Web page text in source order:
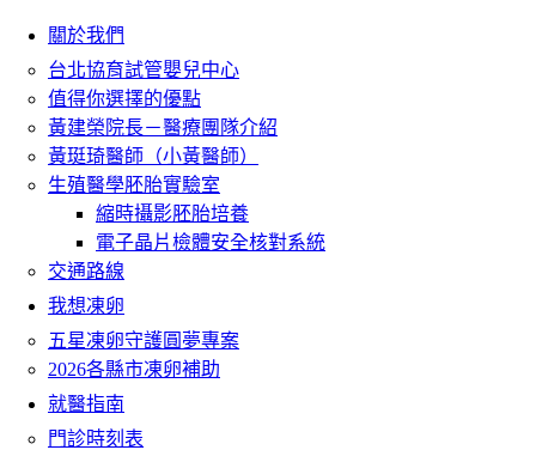
關於我們
台北協育試管嬰兒中心
值得你選擇的優點
黃建榮院長－醫療團隊介紹
黃珽琦醫師（小黃醫師）
生殖醫學胚胎實驗室
縮時攝影胚胎培養
電子晶片檢體安全核對系統
交通路線
我想凍卵
五星凍卵守護圓夢專案
2026各縣市凍卵補助
就醫指南
門診時刻表